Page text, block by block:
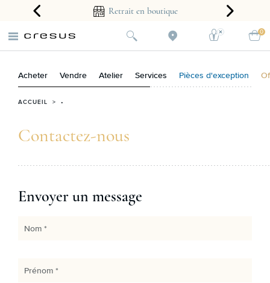
2 ans Retrait en boutique
0
Acheter Vendre Atelier Services Pièces d'exception
ACCUEIL > •
Contactez-nous
Envoyer un message
Nom *
Prénom *